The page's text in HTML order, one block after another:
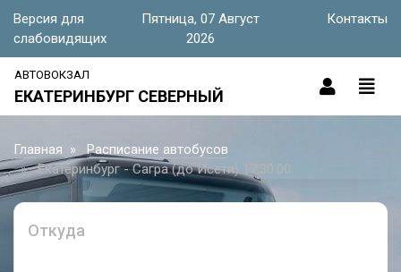
Версия для
слабовидящих
Пятница, 07 Август
2026
Контакты
АВТОВОКЗАЛ
ЕКАТЕРИНБУРГ СЕВЕРНЫЙ
Главная
Расписание автобусов
Екатеринбург - Сагра (до Исети) 17:30:00
Откуда